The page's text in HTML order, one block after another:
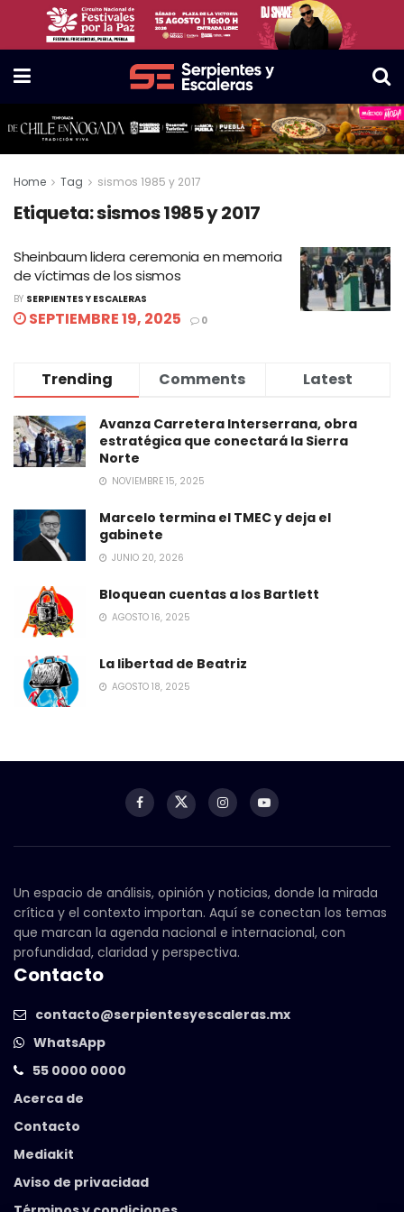
Home Tag sismos 1985 y 2017
Etiqueta:sismos 1985 y 2017
Sheinbaum lidera ceremonia en memoria
de víctimas de los sismos
BY SERPIENTES Y ESCALERAS
SEPTIEMBRE 19, 2025 0
Trending Comments Latest
Avanza Carretera Interserrana, obra
estratégica que conectará la Sierra
Norte
NOVIEMBRE 15, 2025
Marcelo termina el TMEC y deja el
gabinete
JUNIO 20, 2026
Bloquean cuentas a los Bartlett
AGOSTO 16, 2025
La libertad de Beatriz
AGOSTO 18, 2025
Un espacio de análisis, opinión y noticias, donde la mirada
crítica y el contexto importan. Aquí se conectan los temas
que marcan la agenda nacional e internacional, con
profundidad, claridad y perspectiva.
Contacto
contacto@serpientesyescaleras.mx
WhatsApp
55 0000 0000
Acerca de
Contacto
Mediakit
Aviso de privacidad